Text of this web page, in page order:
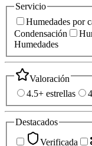
Servicio
Humedades por
Condensación
Humedades
Valoración
4.5+ estrellas
Destacados
Verificada